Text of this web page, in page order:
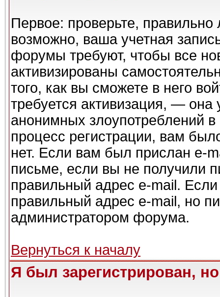
Первое: проверьте,
возможно, ваша учетная
форумы требуют, чтобы все
активизированы
того, как вы сможете в него
требуется активизация, —
анонимных злоупотреблений
процесс регистрации, вам
нет. Если вам был прислан e-
письме, если вы не получили
правильный адрес e-mail.
правильный адрес e-mail, но
администратором форума.
Вернуться к началу
Я был зарегистрирован,